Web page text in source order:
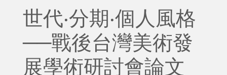
世代‧分期‧個人風格
──戰後台灣美術發
展學術研討會論文